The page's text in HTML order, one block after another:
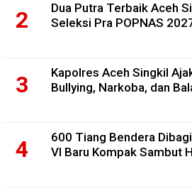
Dua Putra Terbaik Aceh
Seleksi Pra POPNAS
Kapolres Aceh Singkil
Bullying, Narkoba, dan
600 Tiang Bendera
VI Baru Kompak Sambut